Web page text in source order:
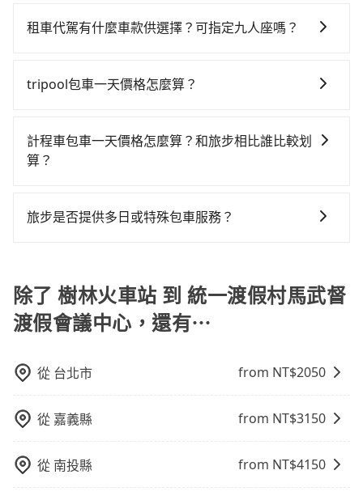
用tripool並到府專車接送，則僅需花費約1,190元，費
車上，現在還不馬上來預約tripool！
估進去，但額外的汽車保險與可能的罰單都需自付。再
數超過四位，更是沒有較大的七人座或九人座可供選
修理，每一次租車都好像在開樂透一樣。另外，偶爾也
會遇到明明已經預約了時間但上一位用戶卻遲遲尚未歸
雖然路邊隨租隨還看似方便，但實際使用時還是有其區
依照里程跳錶計算，價格約為1,115~1,300元間，若改選
3%、密度僅雙北的1.3%，其叫車的難度是雙北市的80
叫兩輛計程車的費用就貴了，改預約一輛tripool的九人
座廂型車最高可省$700。
椅及兒童用增高墊供您選購(租借300元/個)，讓您和孩子
租車代駕有什麼車款供選擇？可指定九人座嗎？
型車為主，車款品牌以豐田Toyota、福特Ford、福斯
車，百分百無菸車，乘客均有最高500萬乘客險。如果有
特殊需求或人數較多，需要大T保母車、20人座中巴、
tripool包車一天價格怎麼算？
需行程的公里數及車型而有所不同，建議可以直接上旅
步官網一鍵查價，即時試算您包車費用，清楚透明，且
計程車包車一天價格怎麼算？和旅步相比誰比較划
算？
格通常是根據時間或距離來計算，而且在不同城市和地
下，旅步的包車服務價格相對更為透明和具體，一般是
按照包車時間和里程、車型來計費，價格在網站上公開
透明，方便客戶可以更加準確地了解行程所需時間和費
旅步是否提供多日或特殊包車服務？
除了 樹林火車站 到 統一渡假村馬武督
渡假會議中心，還有⋯
從 台北市 from NT$2050
從 嘉義縣 from NT$3150
從 南投縣 from NT$4150